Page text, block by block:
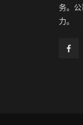
务。
力。